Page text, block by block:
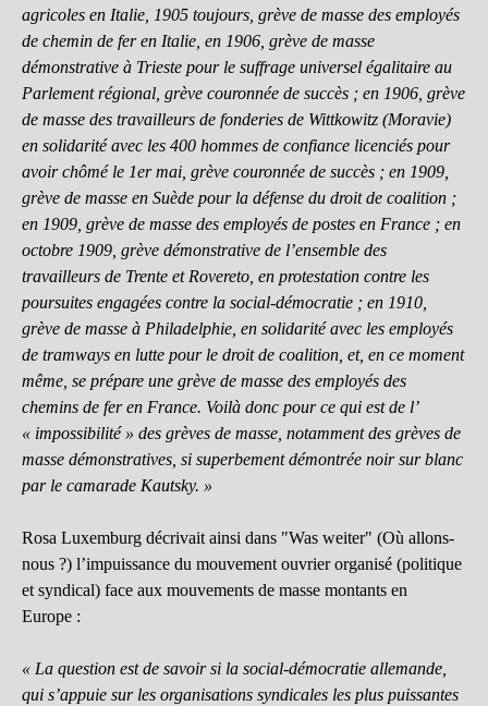
agricoles en Italie, 1905 toujours, grève de masse des employés
de chemin de fer en Italie, en 1906, grève de masse
démonstrative à Trieste pour le suffrage universel égalitaire au
Parlement régional, grève couronnée de succès ; en 1906, grève
de masse des travailleurs de fonderies de Wittkowitz (Moravie)
en solidarité avec les 400 hommes de confiance licenciés pour
avoir chômé le 1er mai, grève couronnée de succès ; en 1909,
grève de masse en Suède pour la défense du droit de coalition ;
en 1909, grève de masse des employés de postes en France ; en
octobre 1909, grève démonstrative de l’ensemble des
travailleurs de Trente et Rovereto, en protestation contre les
poursuites engagées contre la social-démocratie ; en 1910,
grève de masse à Philadelphie, en solidarité avec les employés
de tramways en lutte pour le droit de coalition, et, en ce moment
même, se prépare une grève de masse des employés des
chemins de fer en France. Voilà donc pour ce qui est de l’
« impossibilité » des grèves de masse, notamment des grèves de
masse démonstratives, si superbement démontrée noir sur blanc
par le camarade Kautsky. »
Rosa Luxemburg décrivait ainsi dans "Was weiter" (Où allons-
nous ?) l’impuissance du mouvement ouvrier organisé (politique
et syndical) face aux mouvements de masse montants en
Europe :
« La question est de savoir si la social-démocratie allemande,
qui s’appuie sur les organisations syndicales les plus puissantes